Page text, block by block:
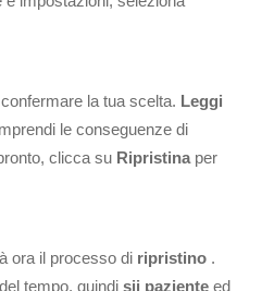
la tua scelta. Leggi
le conseguenze di
clicca su Ripristina per
ora il processo di ripristino .
tempo, quindi sii paziente ed